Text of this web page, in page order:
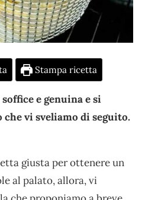
Stampa ricetta
e genuina e si
che vi sveliamo di seguito.
giusta per ottenere un
al palato, allora, vi